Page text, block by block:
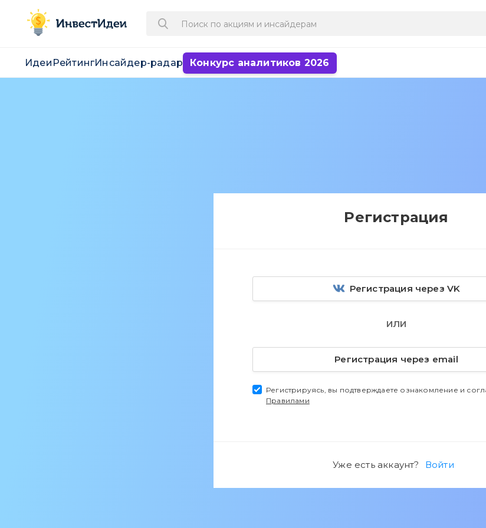
Идеи РейтингИнсайдер-радар Конкурс аналитиков 2026
Регистрация
Регистрация через VK
ИЛИ
Регистрация через email
Регистрируясь, вы подтверждаете ознакомление и
Правилами
Уже есть аккаунт? Войти